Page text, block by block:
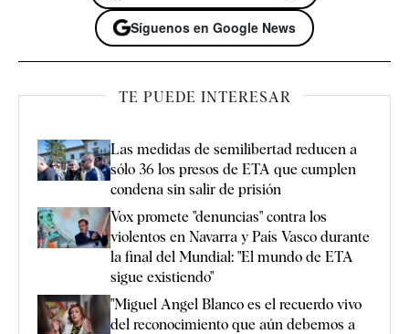
Síguenos en Google News
TE PUEDE INTERESAR
Las medidas de semilibertad reducen a
sólo 36 los presos de ETA que cumplen
condena sin salir de prisión
Vox promete "denuncias" contra los
violentos en Navarra y País Vasco durante
la final del Mundial: "El mundo de ETA
sigue existiendo"
"Miguel Angel Blanco es el recuerdo vivo
del reconocimiento que aún debemos a